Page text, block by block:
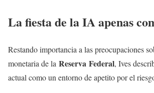
La fiesta de la IA apenas
Restando importancia a las preocupaciones
monetaria de la Reserva Federal, Ives
actual como un entorno de apetito por el